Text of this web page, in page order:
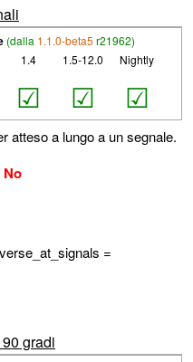
(dalla 1.1.0-beta5 r21962)
1.4
☑
1.5-12.0
☑
Nightly
☑
atteso a lungo a un segnale.
No
=
gradi